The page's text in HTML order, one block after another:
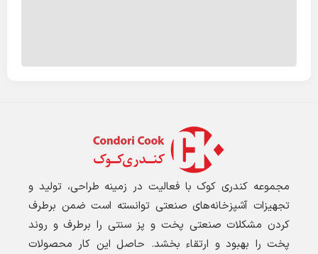
مجموعه کندری کوک با فعالیت در زمینه طراحی، تولید و
تجهیزات آشپزخانه‌های صنعتی توانسته است ضمن برطرف
کردن مشکلات صنعتی پخت و پز سنتی را برطرف و روند
پخت را بهبود و ارتقاء بخشد. حاصل این کار محصولات